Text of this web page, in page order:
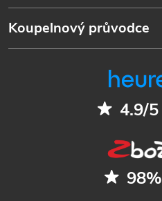
Koupelnový průvodce
4.9/5
98%